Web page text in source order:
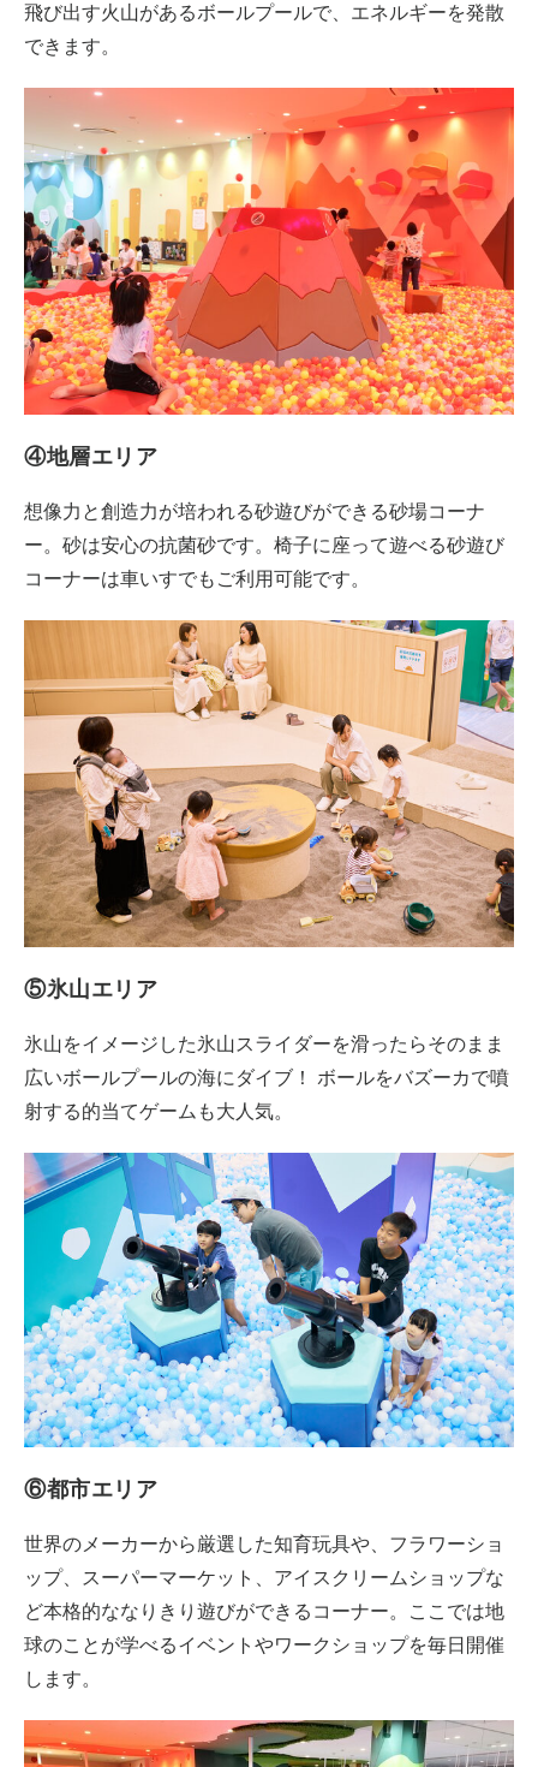
飛び出す火山があるボールプールで、エネルギーを発散
できます。
④地層エリア
想像力と創造力が培われる砂遊びができる砂場コーナ
ー。砂は安心の抗菌砂です。椅子に座って遊べる砂遊び
コーナーは車いすでもご利用可能です。
⑤氷山エリア
氷山をイメージした氷山スライダーを滑ったらそのまま
広いボールプールの海にダイブ！ ボールをバズーカで噴
射する的当てゲームも大人気。
⑥都市エリア
世界のメーカーから厳選した知育玩具や、フラワーショ
ップ、スーパーマーケット、アイスクリームショップな
ど本格的ななりきり遊びができるコーナー。ここでは地
球のことが学べるイベントやワークショップを毎日開催
します。